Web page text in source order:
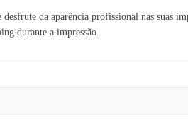
da aparência profissional nas suas
durante a impressão.